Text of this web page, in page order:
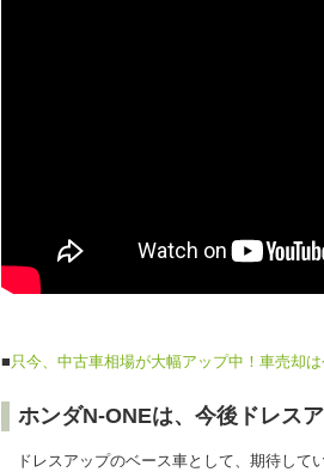
■只今、中古車相場が大幅アップ中！車売却
ホンダN-ONEは、今後ドレス
ドレスアップのベース車として、期待して